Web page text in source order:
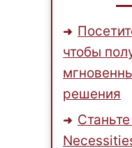
чтобы
решения